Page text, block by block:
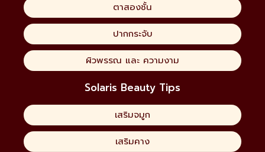
ตาสองชั้น
ปากกระจับ
ผิวพรรณ และ ความงาม
Solaris Beauty Tips
เสริมจมูก
เสริมคาง